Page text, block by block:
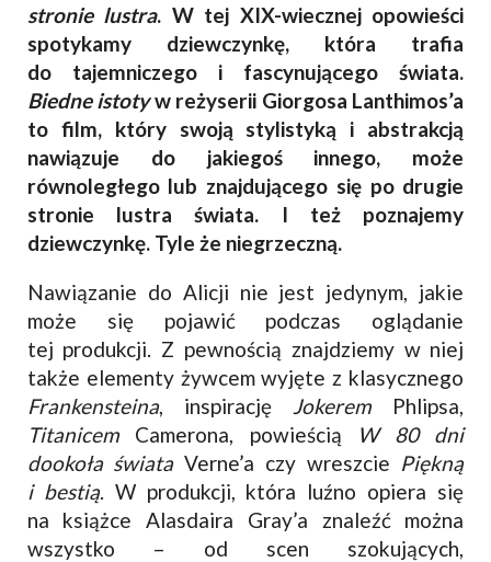
stronie lustra. W tej XIX-wiecznej opowieści
spotykamy dziewczynkę, która trafia
do tajemniczego i fascynującego świata.
Biedne istotyw reżyserii Giorgosa Lanthimos’a
to film, który swoją stylistyką i abstrakcją
nawiązuje do jakiegoś innego, może
równoległego lub znajdującego się po drugie
stronie lustra świata. I też poznajemy
dziewczynkę. Tyle że niegrzeczną.
Nawiązanie do Alicji nie jest jedynym, jakie
może się pojawić podczas oglądanie
tej produkcji. Z pewnością znajdziemy w niej
także elementy żywcem wyjęte z klasycznego
Frankensteina, inspirację JokeremPhlipsa,
TitanicemCamerona, powieścią
W 80 dni
dookoła świataVerne’a czy wreszcie Piękną
i bestią. W produkcji, która luźno opiera się
na książce Alasdaira Gray’a znaleźć można
wszystko – od scen szokujących,